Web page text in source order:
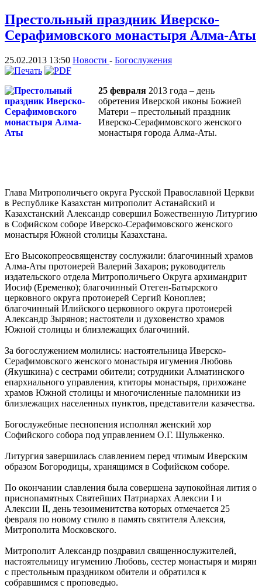
Престольный праздник Иверско-
Серафимовского монастыря Алма-Аты
25.02.2013 13:50 Новости - Богослужения
25 февраля 2013 года – день
обретения Иверской иконы Божией
Матери – престольный праздник
Иверско-Серафимовского женского
монастыря города Алма-Аты.
Глава Митрополичьего округа Русской Православной Церкви
в Республике Казахстан митрополит Астанайский и
Казахстанский Александр совершил Божественную Литургию
в Софийском соборе Иверско-Серафимовского женского
монастыря Южной столицы Казахстана.
Его Высокопреосвященству сослужили: благочинный храмов
Алма-Аты протоиерей Валерий Захаров; руководитель
издательского отдела Митрополичьего Округа архимандрит
Иосиф (Еременко); благочинный Отеген-Батырского
церковного округа протоиерей Сергий Коноплев;
благочинный Илийского церковного округа протоиерей
Александр Зырянов; настоятели и духовенство храмов
Южной столицы и близлежащих благочиний.
За богослужением молились: настоятельница Иверско-
Серафимовского женского монастыря игумения Любовь
(Якушкина) с сестрами обители; сотрудники Алматинского
епархиального управления, ктиторы монастыря, прихожане
храмов Южной столицы и многочисленные паломники из
близлежащих населенных пунктов, представители казачества.
Богослужебные песнопения исполнял женский хор
Софийского собора под управлением О.Г. Шульженко.
Литургия завершилась славлением перед чтимым Иверским
образом Богородицы, хранящимся в Софийском соборе.
По окончании славления была совершена заупокойная лития о
приснопамятных Святейших Патриархах Алексии I и
Алексии II, день тезоименитства которых отмечается 25
февраля по новому стилю в память святителя Алексия,
Митрополита Московского.
Митрополит Александр поздравил священнослужителей,
настоятельницу игумению Любовь, сестер монастыря и мирян
с престольным праздником обители и обратился к
собравшимся с проповедью.